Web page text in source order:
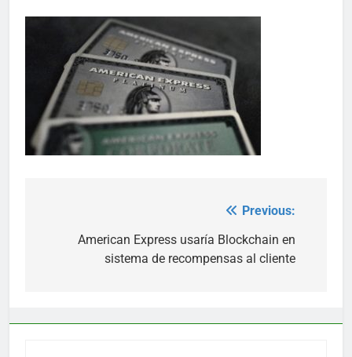
navigation
Previous:
American Express usaría Blockchain en
sistema de recompensas al cliente